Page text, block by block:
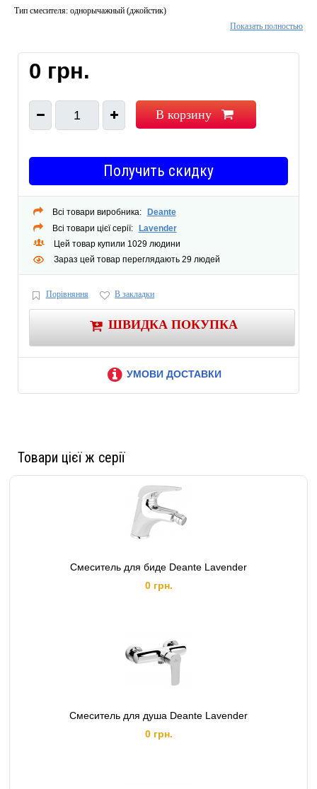
Тип смесителя: однорычажный (джойстик)
Материал смесителя: латунь
Цвет: хром
Способ монтажа: горизонтальный, на мойку
Гибкая подводка
Показать полностью
0 грн.
1 В корзину
Получить скидку
Всі товари виробника:
Deante
Всі товари цієї серії:
Lavender
Цей товар купили 1029 людини
Зараз цей товар переглядають 29 людей
Порівняння В закладки
ШВИДКА ПОКУПКА
УМОВИ ДОСТАВКИ
Товари цієї ж серії
Смеситель для биде Deante Lavender
0 грн.
Смеситель для душа Deante Lavender
0 грн.